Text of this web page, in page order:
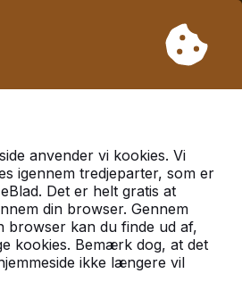
for længere leveringstider.
anvender vi kookies. Vi
igennem tredjeparter, som er
Det er helt gratis at
din browser. Gennem
browser kan du finde ud af,
kookies. Bemærk dog, at det
ikke længere vil
over 30.000 borde